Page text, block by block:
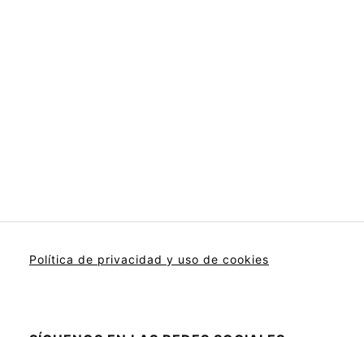
Política de privacidad y uso de cookies